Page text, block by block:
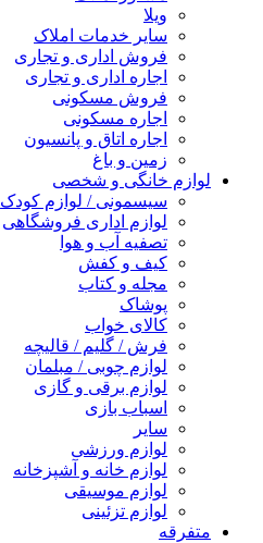
ویلا
سایر خدمات املاک
فروش اداری و تجاری
اجاره اداری و تجاری
فروش مسکونی
اجاره مسکونی
اجاره اتاق و پانسیون
زمین و باغ
لوازم خانگی و شخصی
سیسمونی / لوازم کودک
لوازم اداری فروشگاهی
تصفیه آب و هوا
کیف و کفش
مجله و کتاب
پوشاک
کالای خواب
فرش / گلیم / قالیچه
لوازم چوبی / مبلمان
لوازم برقی و گازی
اسباب بازی
سایر
لوازم ورزشی
لوازم خانه و آشپزخانه
لوازم موسیقی
لوازم تزئینی
متفرقه